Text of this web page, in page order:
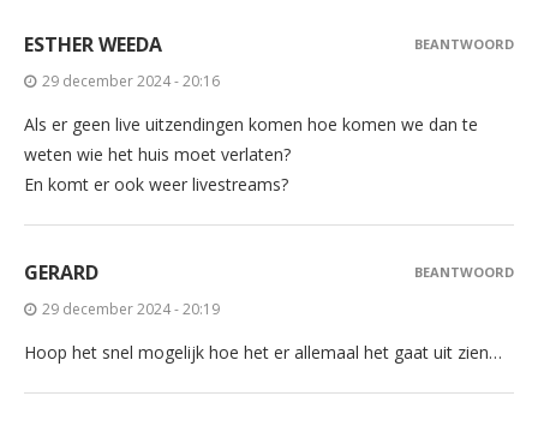
ESTHER WEEDA
29 december 2024 - 20:16
Als er geen live uitzendingen komen hoe komen we dan te
weten wie het huis moet verlaten?
En komt er ook weer livestreams?
BEANTWOORD
GERARD
29 december 2024 - 20:19
Hoop het snel mogelijk hoe het er allemaal het gaat uit zien…
BEANTWOORD